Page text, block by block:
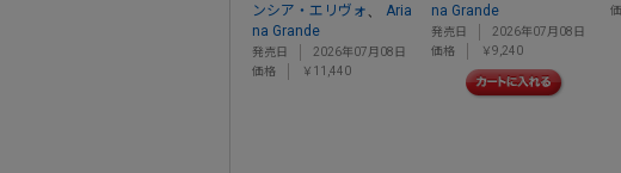
ンシア・エリヴォ
Aria
na Grande
発売日
2026年07月08日
価格
￥11,440
na Grande
発売日
2026年07月08日
価格
￥9,240